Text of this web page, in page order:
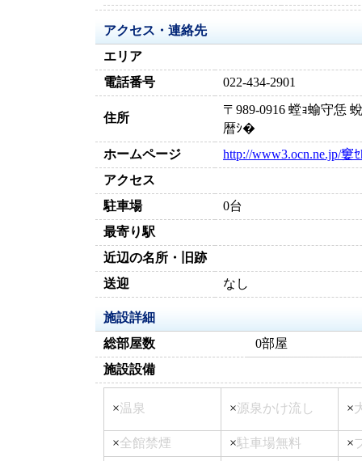
アクセス・連絡先
エリア
電話番号
022-434-2901
住所
〒989-0916 螳ｮ蝓守恁
暦ｼ�
ホームページ
http://www3.ocn.ne.jp/窶
アクセス
駐車場
0台
最寄り駅
近辺の名所・旧跡
送迎
なし
施設詳細
総部屋数
0部屋
施設設備
×温泉 ×源泉かけ流し ×
×全館禁煙 ×駐車場無料 ×